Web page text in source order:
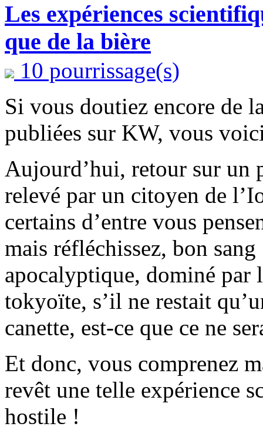
Les expériences
que de la bière
10 pourrissage(s)
Si vous doutiez encore de
publiées sur KW, vous
Aujourd’hui, retour sur un
relevé par un citoyen de
certains d’entre vous
mais réfléchissez, bon
apocalyptique, dominé par
tokyoïte, s’il ne restait
canette, est-ce que ce ne
Et donc, vous comprenez
revêt une telle expérience
hostile !